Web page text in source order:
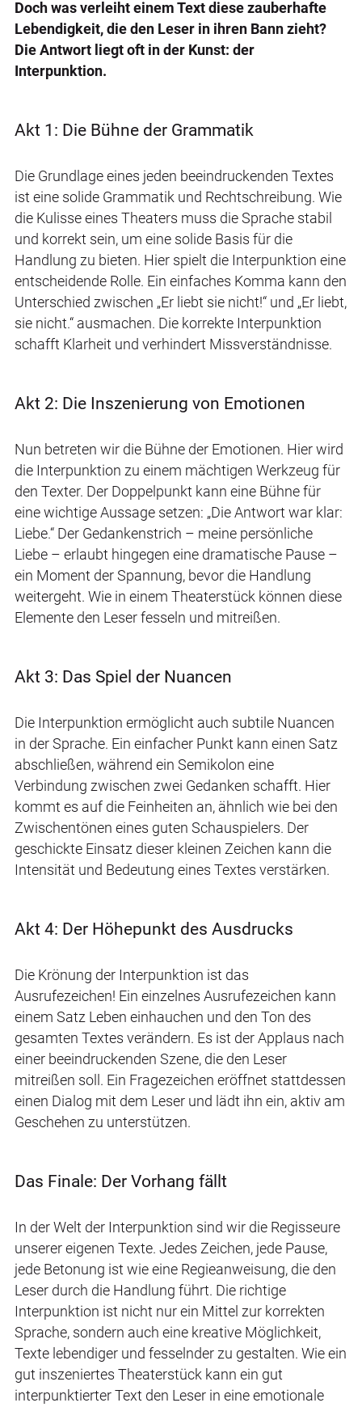
Doch was verleiht einem Text diese zauberhafte
Lebendigkeit, die den Leser in ihren Bann zieht?
Die Antwort liegt oft in der Kunst: der
Interpunktion.
Akt 1: Die Bühne der Grammatik
Die Grundlage eines jeden beeindruckenden Textes
ist eine solide Grammatik und Rechtschreibung. Wie
die Kulisse eines Theaters muss die Sprache stabil
und korrekt sein, um eine solide Basis für die
Handlung zu bieten. Hier spielt die Interpunktion eine
entscheidende Rolle. Ein einfaches Komma kann den
Unterschied zwischen „Er liebt sie nicht!“ und „Er liebt,
sie nicht.“ ausmachen. Die korrekte Interpunktion
schafft Klarheit und verhindert Missverständnisse.
Akt 2: Die Inszenierung von Emotionen
Nun betreten wir die Bühne der Emotionen. Hier wird
die Interpunktion zu einem mächtigen Werkzeug für
den Texter. Der Doppelpunkt kann eine Bühne für
eine wichtige Aussage setzen: „Die Antwort war klar:
Liebe.“ Der Gedankenstrich – meine persönliche
Liebe – erlaubt hingegen eine dramatische Pause –
ein Moment der Spannung, bevor die Handlung
weitergeht. Wie in einem Theaterstück können diese
Elemente den Leser fesseln und mitreißen.
Akt 3: Das Spiel der Nuancen
Die Interpunktion ermöglicht auch subtile Nuancen
in der Sprache. Ein einfacher Punkt kann einen Satz
abschließen, während ein Semikolon eine
Verbindung zwischen zwei Gedanken schafft. Hier
kommt es auf die Feinheiten an, ähnlich wie bei den
Zwischentönen eines guten Schauspielers. Der
geschickte Einsatz dieser kleinen Zeichen kann die
Intensität und Bedeutung eines Textes verstärken.
Akt 4: Der Höhepunkt des Ausdrucks
Die Krönung der Interpunktion ist das
Ausrufezeichen! Ein einzelnes Ausrufezeichen kann
einem Satz Leben einhauchen und den Ton des
gesamten Textes verändern. Es ist der Applaus nach
einer beeindruckenden Szene, die den Leser
mitreißen soll. Ein Fragezeichen eröffnet stattdessen
einen Dialog mit dem Leser und lädt ihn ein, aktiv am
Geschehen zu unterstützen.
Das Finale: Der Vorhang fällt
In der Welt der Interpunktion sind wir die Regisseure
unserer eigenen Texte. Jedes Zeichen, jede Pause,
jede Betonung ist wie eine Regieanweisung, die den
Leser durch die Handlung führt. Die richtige
Interpunktion ist nicht nur ein Mittel zur korrekten
Sprache, sondern auch eine kreative Möglichkeit,
Texte lebendiger und fesselnder zu gestalten. Wie ein
gut inszeniertes Theaterstück kann ein gut
interpunktierter Text den Leser in eine emotionale